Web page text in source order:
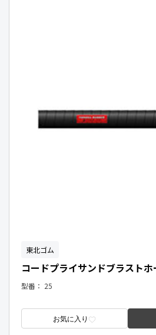
東北ゴム
コードプライサンドブラストホ
型番： 25
お気に入り